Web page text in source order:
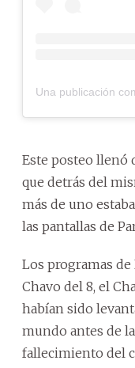
Este posteo llenó
que detrás del
más de uno
las pantallas de
Los programas
Chavo del 8, el
habían sido
mundo antes de
fallecimiento del